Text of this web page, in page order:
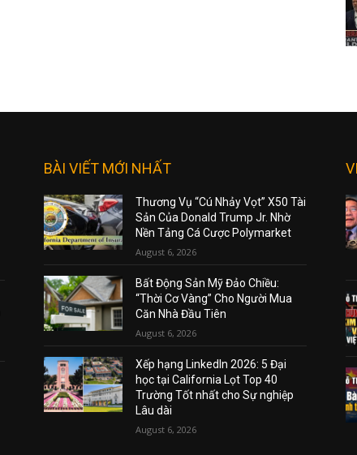
BÀI VIẾT MỚI NHẤT
Thương Vụ “Cú Nhảy Vọt” X50 Tài
Sản Của Donald Trump Jr. Nhờ
Nền Tảng Cá Cược Polymarket
August 6, 2026
Bất Động Sản Mỹ Đảo Chiều:
“Thời Cơ Vàng” Cho Người Mua
Căn Nhà Đầu Tiên
August 6, 2026
Xếp hạng LinkedIn 2026: 5 Đại
học tại California Lọt Top 40
Trường Tốt nhất cho Sự nghiệp
Lâu dài
August 6, 2026